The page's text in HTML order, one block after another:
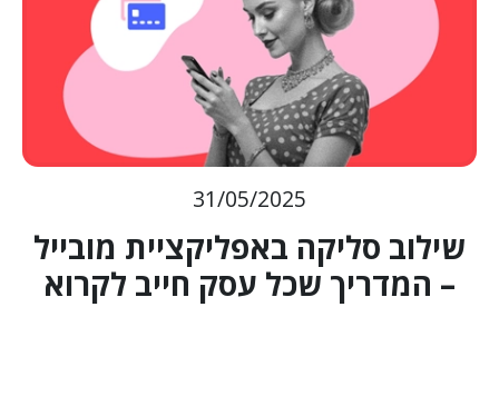
31/05/2025
שילוב סליקה באפליקציית מובייל
– המדריך שכל עסק חייב לקרוא